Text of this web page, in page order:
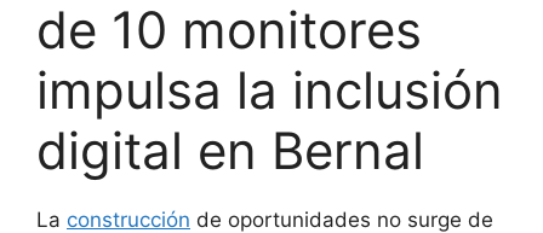
de 10 monitores
impulsa la inclusión
digital en Bernal
La construcción de oportunidades no surge de